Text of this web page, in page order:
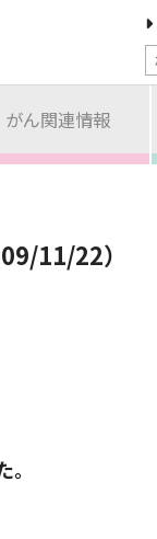
がん関連情報
11/22）